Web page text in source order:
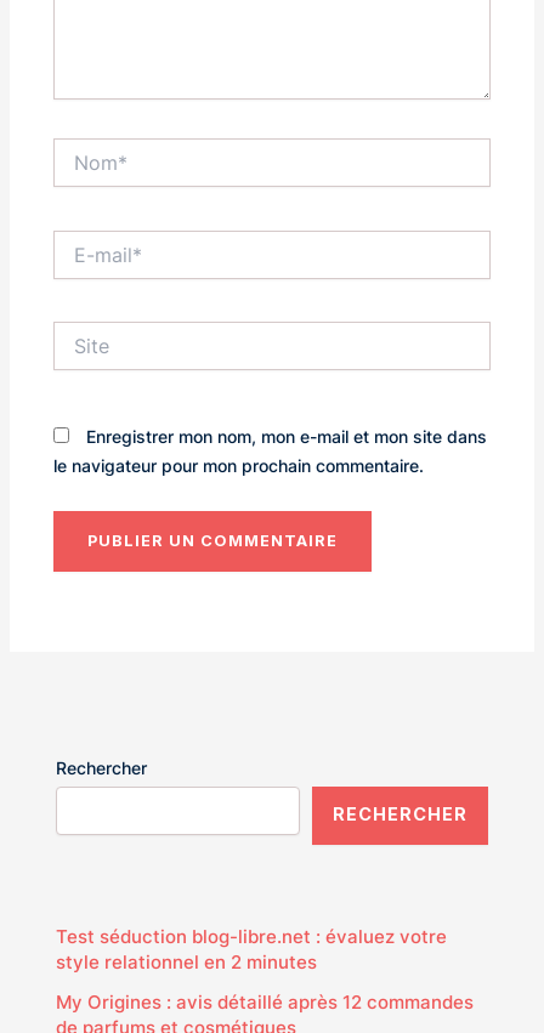
mail*
Enregistrer mon nom, mon e-mail et mon site dans
le navigateur pour mon prochain commentaire.
Rechercher
RECHERCHER
Test séduction blog-libre.net : évaluez votre
style relationnel en 2 minutes
My Origines : avis détaillé après 12 commandes
de parfums et cosmétiques